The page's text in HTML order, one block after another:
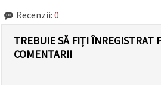
Recenzii: 0
TREBUIE SĂ FIȚI ÎNREGISTRAT
COMENTARII